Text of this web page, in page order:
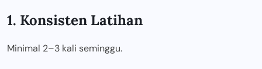
1. Konsisten Latihan
Minimal 2–3 kali seminggu.